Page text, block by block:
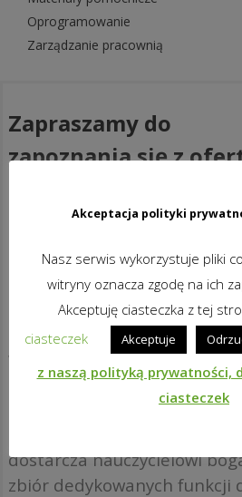
Oprogramowanie
Zarządzanie pracownią
Zapraszamy do
zapoznania się z
School
Najlepsze rozwiązanie
instruktażowe dla klasy XXI
NetSupport School jest
wiodącym rozwiązaniem na
rynku oprogramowania dla
szkolnych. Obsługując
dostarcza nauczycielowi
zbiór dedykowanych funkcji
Akceptacja polityki
Nasz serwis wykorzystuje pliki
witryny oznacza zgodę na ich
Akceptuję ciasteczka z tej
ciasteczek
Akceptuje
z naszą polityką prywatności,
ciasteczek